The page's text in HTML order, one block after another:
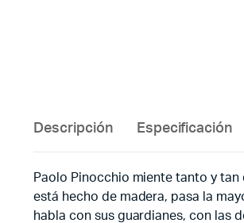
Descripción Especificación
Paolo Pinocchio miente tanto y
está hecho de madera, pasa la
habla con sus guardianes, con las